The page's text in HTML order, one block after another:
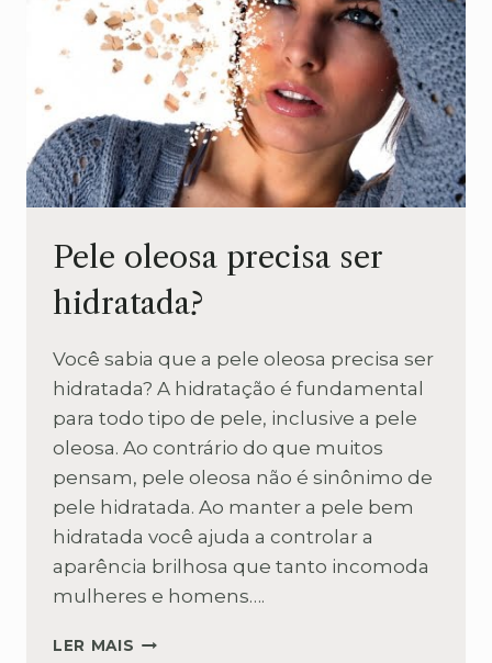
Pele oleosa precisa ser
hidratada?
Você sabia que a pele oleosa precisa ser
hidratada? A hidratação é fundamental
para todo tipo de pele, inclusive a pele
oleosa. Ao contrário do que muitos
pensam, pele oleosa não é sinônimo de
pele hidratada. Ao manter a pele bem
hidratada você ajuda a controlar a
aparência brilhosa que tanto incomoda
mulheres e homens….
LER MAIS PELE